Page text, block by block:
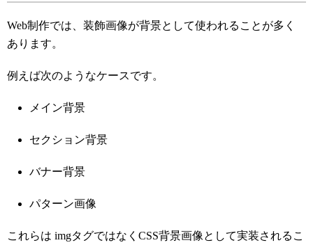
Web制作では、装飾画像が背景として使われることが多く
あります。
例えば次のようなケースです。
メイン背景
セクション背景
バナー背景
パターン画像
これらは imgタグではなくCSS背景画像として実装されるこ